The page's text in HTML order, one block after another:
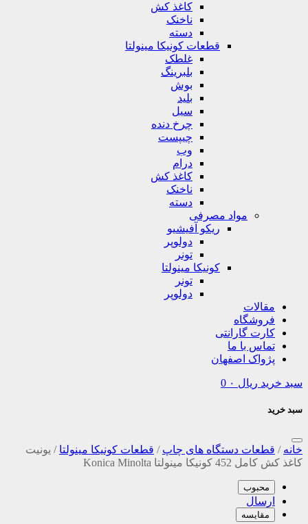
کاغذ کش
ناخنک
دسته
قطعات کونیکا مینولتا
غلطک
بلبرینگ
بوش
بلید
سیل
چرخ دنده
چیپست
وب
درام
کاغذ کش
ناخنک
دسته
مواد مصرفی
ریکو آفیشیو
دولوپر
تونر
کونیکا مینولتا
تونر
دولوپر
مقالات
فروشگاه
کارت گارانتی
تماس با ما
پژواک اصفهان
سبد خرید ریال 0
سبد خرید
خانه / قطعات دستگاه های چاپ / قطعات کونیکا مینولتا / یونیت
کاغذ کش کامل 452 کونیکا مینولتا Konica Minolta
محبوب
ارسال
مقایسه